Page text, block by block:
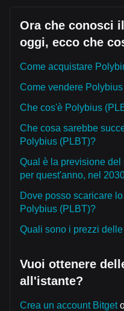
Ora che conosci
oggi, ecco che
Come acquistare
Come vendere
Che cos'è Polybius
Che cosa sarebbe
Polybius (PLBT)?
Qual è la previsione
per quest'anno, nel
Dove posso scaricare
Polybius (PLBT)?
Quali sono i prezzi
Vuoi ottenere
all'istante?
Crea un account Bitget